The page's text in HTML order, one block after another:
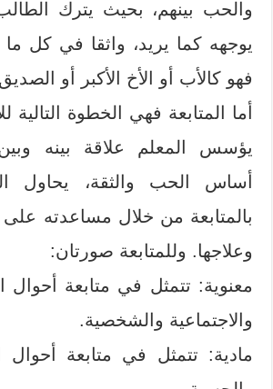
والحب بينهم، بحيث يترك
يوجهه كما يريد، واثقا في كل ما
فهو كالأب أو الأخ الأكبر أو
أما المتابعة فهي الخطوة التالية
يؤسس المعلم علاقة بينه
أساس الحب والثقة، يحاول
بالمتابعة من خلال مساعدته
وعلاجها. وللمتابعة صورتان:
معنوية: تتمثل في متابعة أحوال
والاجتماعية والشخصية.
مادية: تتمثل في متابعة أحوال